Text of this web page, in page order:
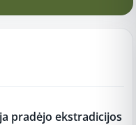
pradėjo ekstradicijos